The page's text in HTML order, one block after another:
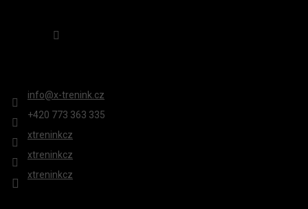
info@x-trenink.cz
+420 ‭773 363 335
xtreninkcz
xtreninkcz
xtreninkcz